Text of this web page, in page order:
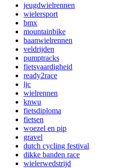
jeugdwielrennen
wielersport
bmx
mountainbike
baanwielrennen
veldrijden
pumptracks
fietsvaardigheid
ready2race
ljc
wielrennen
knwu
fietsdiploma
fietsen
woezel en pip
gravel
dutch cycling festival
dikke banden race
wielerwedstrijd